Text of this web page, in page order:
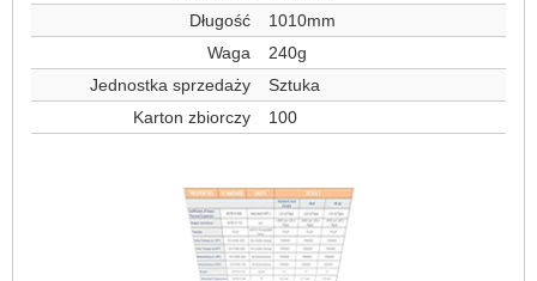
Długość
1010mm
Waga
240g
Jednostka sprzedaży
Sztuka
Karton zbiorczy
100